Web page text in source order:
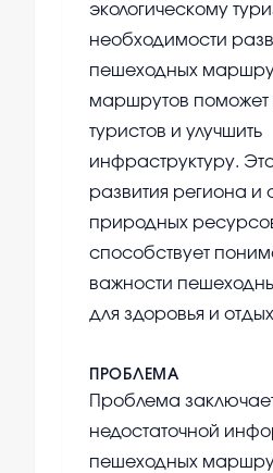
экологическому
необходимости
пешеходных
маршрутов поможет
туристов и улучшить
инфраструктуру.
развития региона и
природных
способствует
важности
для здоровья и
ПРОБЛЕМА
Проблема
недостаточной
пешеходных